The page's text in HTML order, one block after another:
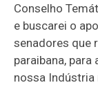
Conselho
e buscarei o
senadores que
paraibana,
nossa Indústria